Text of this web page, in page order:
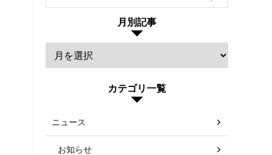
月別記事
カテゴリ一覧
ニュース
お知らせ